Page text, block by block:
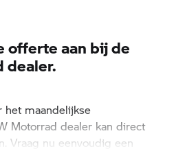
offerte aan bij de
dealer.
het maandelijkse
Motorrad dealer kan direct
Vraag nu eenvoudig een